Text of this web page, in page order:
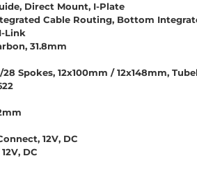
Direct Mount, I-Plate
Cable Routing, Bottom
Link
31.8mm
Spokes, 12x100mm / 12x148mm,
12V, DC
DC